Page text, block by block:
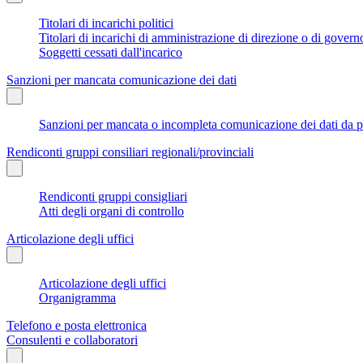
Titolari di incarichi politici
Titolari di incarichi di amministrazione di direzione o di
Soggetti cessati dall'incarico
Sanzioni per mancata comunicazione dei dati
Sanzioni per mancata o incompleta comunicazione dei dati
Rendiconti gruppi consiliari regionali/provinciali
Rendiconti gruppi consigliari
Atti degli organi di controllo
Articolazione degli uffici
Articolazione degli uffici
Organigramma
Telefono e posta elettronica
Consulenti e collaboratori